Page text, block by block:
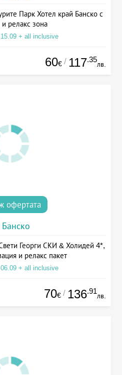
Парк Хотел край Банско с
релакс зона
+ all inclusive
60€ / 117.35
лв.
офертата
Банско
Георги СКИ & Холидей 4*,
и релакс пакет
+ all inclusive
70€ / 136.91
лв.